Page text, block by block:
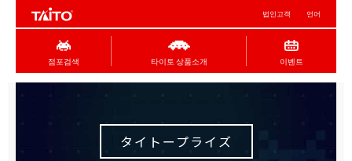
법인고객 언어
점포검색 타이토 상품소개 이벤트
タイトープライズ